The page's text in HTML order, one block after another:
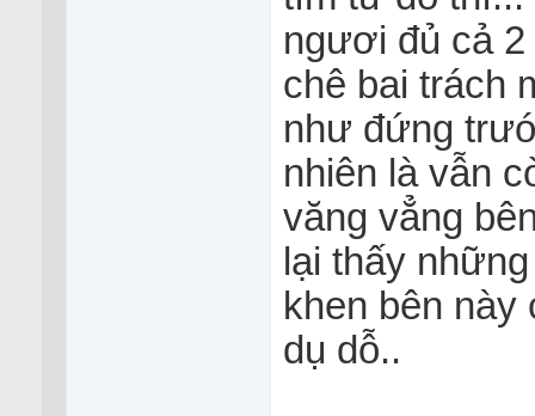
ngươi đủ cả
chê bai trách
như đứng
nhiên là vẫn
văng vẳng
lại thấy
khen bên
dụ dỗ..